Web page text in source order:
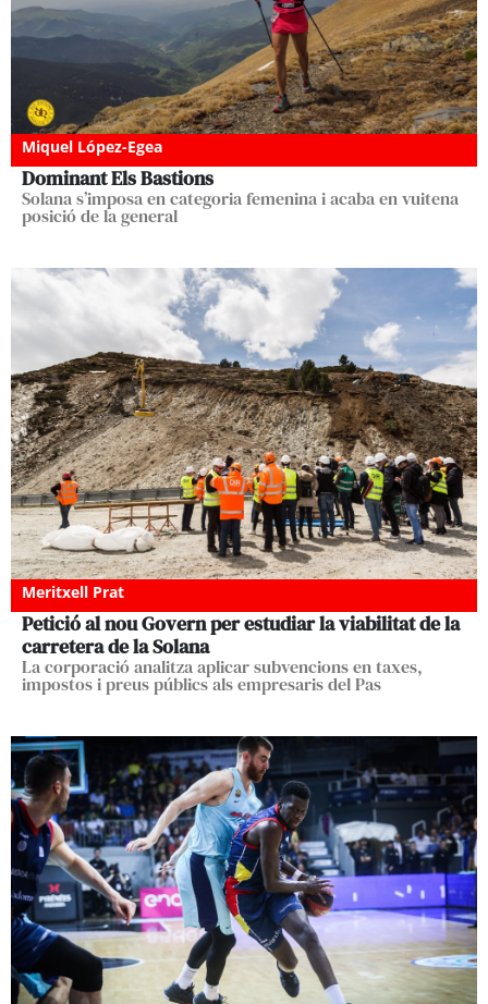
Miquel López-Egea
Dominant Els Bastions
Solana s’imposa en categoria femenina i acaba en vuitena
posició de la general
Meritxell Prat
Petició al nou Govern per estudiar la viabilitat de la
carretera de la Solana
La corporació analitza aplicar subvencions en taxes,
impostos i preus públics als empresaris del Pas